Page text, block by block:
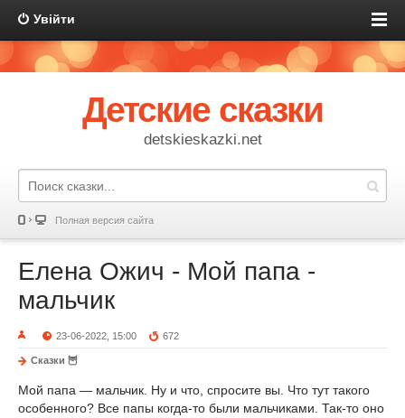
Увійти
Детские сказки
detskieskazki.net
Полная версия сайта
Елена Ожич - Мой папа -
мальчик
23-06-2022, 15:00 672
Сказки 🦉
Мой папа — мальчик. Ну и что, спросите вы. Что тут такого
особенного? Все папы когда-то были мальчиками. Так-то оно